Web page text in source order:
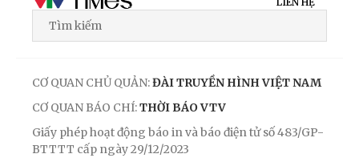
CƠ QUAN CHỦ QUẢN:ĐÀI TRUYỀN HÌNH VIỆT NAM
CƠ QUAN BÁO CHÍ:THỜI BÁO VTV
Giấy phép hoạt động báo in và báo điện tử số 483/GP-
BTTTT cấp ngày 29/12/2023